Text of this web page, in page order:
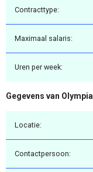
Contracttype:
Maximaal salaris:
Uren per week:
Gegevens van Olympia
Locatie:
Contactpersoon: